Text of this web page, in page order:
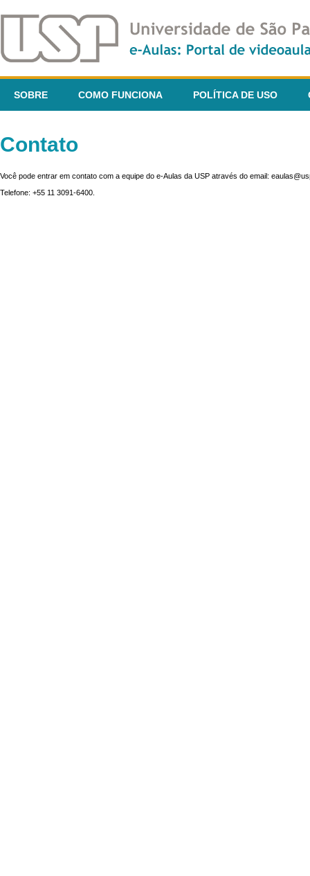
SOBRE COMO FUNCIONA POLÍTICA DE USO
Contato
Você pode entrar em contato com a equipe do e-Aulas da USP através do email:
Telefone: +55 11 3091-6400.